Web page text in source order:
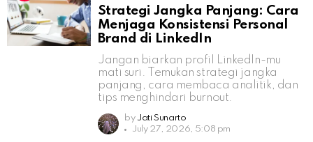
Strategi Jangka Panjang: Cara
Menjaga Konsistensi Personal
Brand di LinkedIn
Jangan biarkan profil LinkedIn-mu
mati suri. Temukan strategi jangka
panjang, cara membaca analitik, dan
tips menghindari burnout.
by Jati Sunarto
July 27, 2026, 5:08 pm